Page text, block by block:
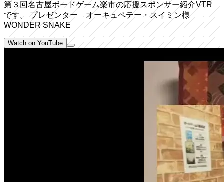
第３回名古屋ボードゲーム楽市の応援スポンサー紹介VTR
です。 プレゼンター オーキュペテー・スイミン様
WONDER SNAKE
Watch on YouTube